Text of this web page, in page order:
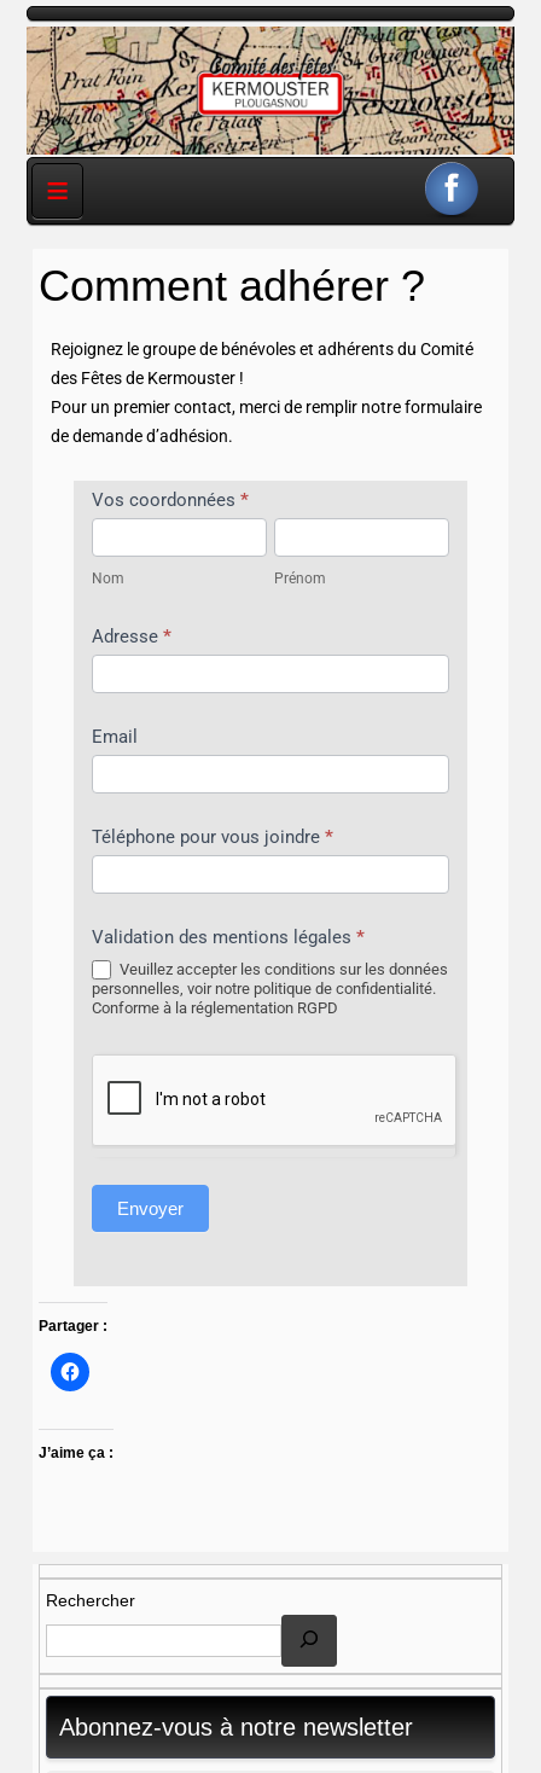
≡
Comment adhérer ?
Rejoignez le groupe de bénévoles et adhérents du Comité
des Fêtes de Kermouster !
Pour un premier contact, merci de remplir notre formulaire
de demande d’adhésion.
Bulletin
d’adhésion
Vos coordonnées *
Nom Prénom
Adresse *
Email
Téléphone pour vous joindre *
Validation des mentions légales *
Veuillez accepter les conditions sur les données
personnelles, voir notre politique de confidentialité.
Conforme à la réglementation RGPD
Envoyer
Partager :
J’aime ça :
Rechercher
Abonnez-vous à notre newsletter